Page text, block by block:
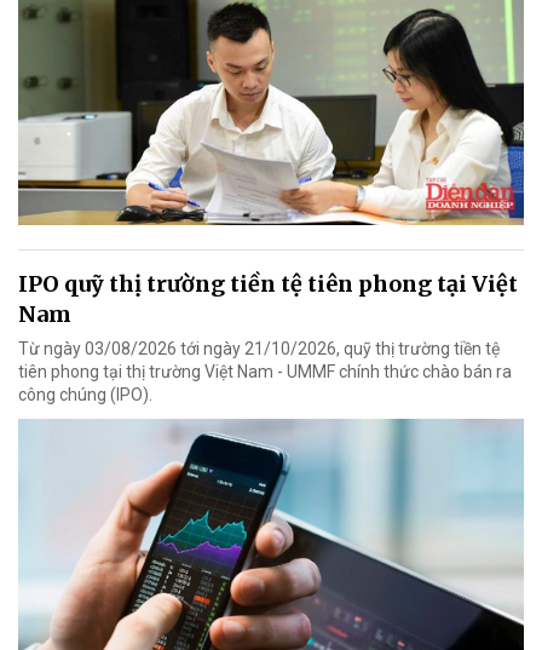
IPO quỹ thị trường tiền tệ tiên phong tại Việt
Nam
Từ ngày 03/08/2026 tới ngày 21/10/2026, quỹ thị trường tiền tệ
tiên phong tại thị trường Việt Nam - UMMF chính thức chào bán ra
công chúng (IPO).